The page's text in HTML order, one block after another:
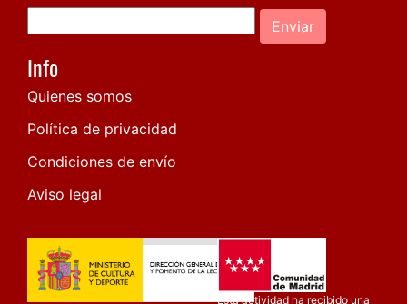
Enviar
Info
Quienes somos
Política de privacidad
Condiciones de envío
Aviso legal
Esta actividad ha recibido una